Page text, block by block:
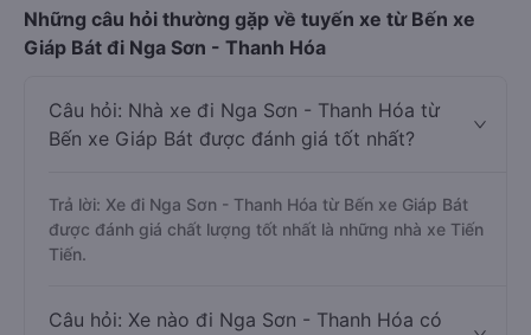
Những câu hỏi thường gặp về tuyến xe từ Bến xe
Giáp Bát đi Nga Sơn - Thanh Hóa
Câu hỏi: Nhà xe đi Nga Sơn - Thanh Hóa từ
Bến xe Giáp Bát được đánh giá tốt nhất?
Trả lời: Xe đi Nga Sơn - Thanh Hóa từ Bến xe Giáp Bát
được đánh giá chất lượng tốt nhất là những nhà xe Tiến
Tiến.
Câu hỏi: Xe nào đi Nga Sơn - Thanh Hóa có